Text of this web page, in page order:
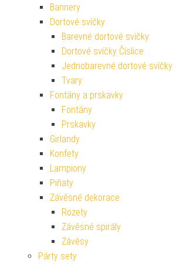
Bannery
Dortové svíčky
Barevné dortové svíčky
Dortové svíčky Číslice
Jednobarevné dortové svíčky
Tvary
Fontány a prskavky
Fontány
Prskavky
Girlandy
Konfety
Lampiony
Piňaty
Závěsné dekorace
Rozety
Závěsné spirály
Závěsy
Párty sety